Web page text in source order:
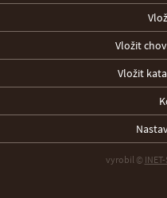
Vložit
Vložit
vyrobil ©